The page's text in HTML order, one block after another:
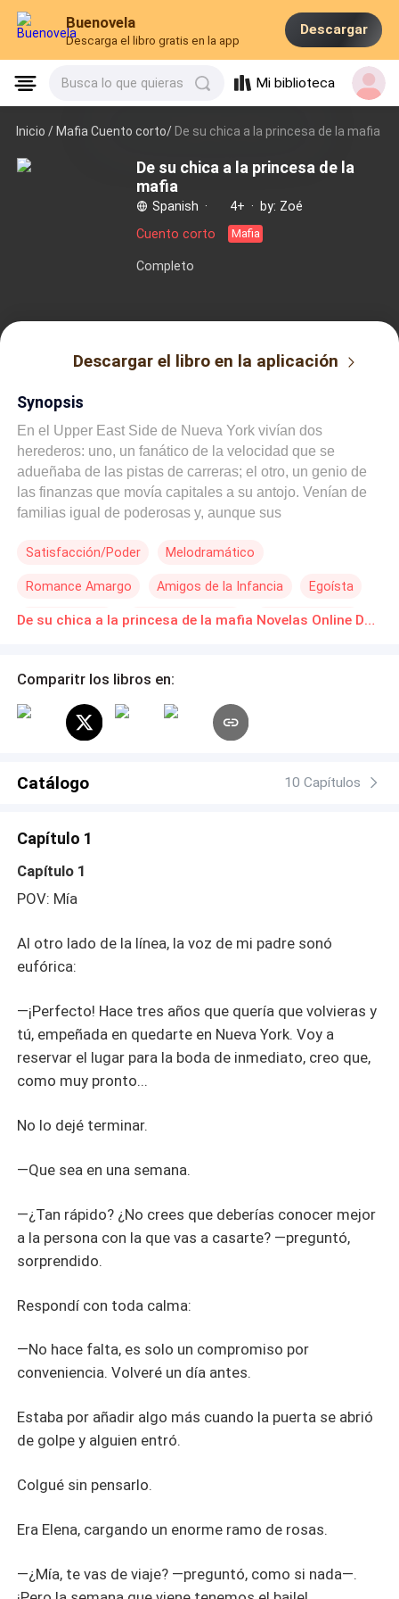
Buenovela
Descarga el libro gratis en la app
Descargar
Busca lo que quieras Mi biblioteca
Inicio /Mafia Cuento corto/ De su chica a la princesa de la mafia
De su chica a la princesa de la
mafia
Spanish · 4+ ·
by: Zoé
Cuento corto
Mafia
Completo
Descargar el libro en la aplicación
Synopsis
En el Upper East Side de Nueva York vivían dos
herederos: uno, un fanático de la velocidad que se
adueñaba de las pistas de carreras; el otro, un genio de
las finanzas que movía capitales a su antojo. Venían de
familias igual de poderosas y, aunque sus
uno veía en el otro a su único amigo incondicional. Se
apuestas en las carreras... y aun así, a los quince años
coincidieron por primera y única vez en algo: llevar
que Mía había hecho casi sin pensar, en una clase de
era en realidad. Ellos, en cambio, llevaron ese pin
durante diez años. Ni en un podio de Fórmula 1, ni
lo quitaron. Hasta que apareció Elena. La hija consentida
tianguis o feria venden tres por un dólar. Pero, sin decir
pusieron el parche nuevo. Mía no comentó nada. Solo
guardó en silencio una vieja fotografía de ellos que había
en Sicilia. Su voz sonó tranquila, firme: —Papá... acepto
la alianza matrimonial.
Satisfacción/Poder Melodramático
Romance Amargo Amigos de la Infancia Egoísta
Independiente Cuenta Regresiva Dejar en ridículo De su chica a la princesa de la mafia Novelas Online Descarga gratuita de PDF
Comparitr los libros en:
Catálogo 10 Capítulos
Capítulo 1
Capítulo 1
POV: Mía
Al otro lado de la línea, la voz de mi padre sonó
eufórica:
—¡Perfecto! Hace tres años que quería que volvieras y
tú, empeñada en quedarte en Nueva York. Voy a
reservar el lugar para la boda de inmediato, creo que,
como muy pronto...
No lo dejé terminar.
—Que sea en una semana.
—¿Tan rápido? ¿No crees que deberías conocer mejor
a la persona con la que vas a casarte? —preguntó,
sorprendido.
Respondí con toda calma:
—No hace falta, es solo un compromiso por
conveniencia. Volveré un día antes.
Estaba por añadir algo más cuando la puerta se abrió
de golpe y alguien entró.
Colgué sin pensarlo.
Era Elena, cargando un enorme ramo de rosas.
—¿Mía, te vas de viaje? —preguntó, como si nada—.